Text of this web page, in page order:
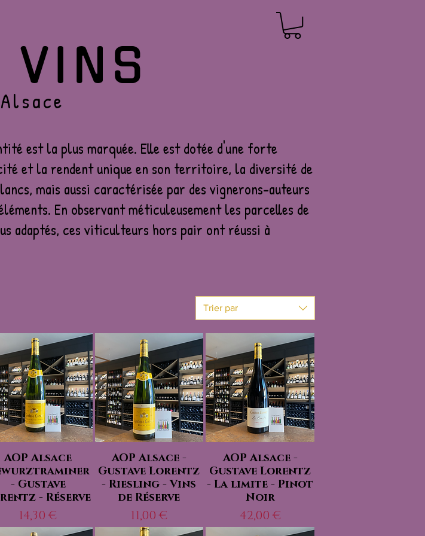
VINS
est la plus marquée. Elle est dotée d'une forte
et la rendent unique en son territoire, la diversité de
mais aussi caractérisée par des vignerons-auteurs
En observant méticuleusement les parcelles de
adaptés, ces viticulteurs hors pair ont réussi à
Trier par
AOP Alsace
- Gustave
- Réserve
Prix
14,30 €
AOP Alsace -
Gustave Lorentz
- Riesling - Vins
de Réserve
Prix
11,00 €
AOP Alsace -
Gustave Lorentz
- La limite - Pinot
Noir
Prix
42,00 €